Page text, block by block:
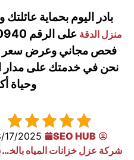
بادر اليوم بحماية
منزل الدقة
فحص مجاني وعرض سعر
نحن في خدمتك على مدار
وحياة
SEO HUB
17/2025
شركة عزل خزانات المياه بالخرج